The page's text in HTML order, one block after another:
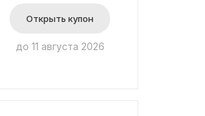
Открыть купон
до 11 августа 2026